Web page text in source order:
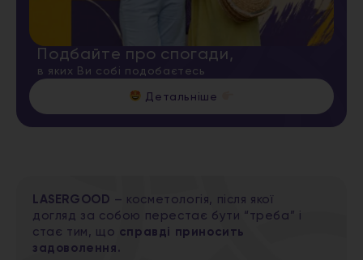
Подбайте про спогади,
в яких Ви собі подобаєтесь
Детальніше
LASERGOOD – косметологія, після якої
догляд за собою перестає бути “треба” і
стає тим, що справді приносить
задоволення.